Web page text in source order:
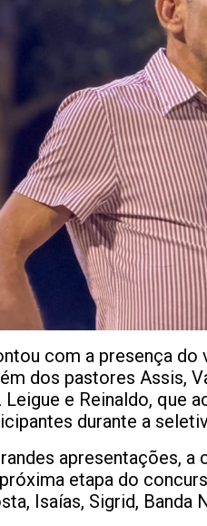
com a presença
dos pastores Assis,
Leigue e Reinaldo, que
durante a
apresentações, a
etapa do
Isaías, Sigrid, Banda